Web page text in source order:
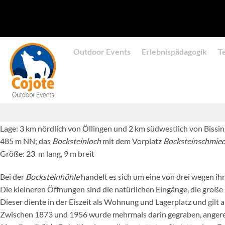
Outdoor Events Erlebnispädagogik
Lage: 3 km nördlich von Öllingen und 2 km südwestlich von
485 m NN; das Bocksteinlochmit dem Vorplatz
Größe: 23 m lang, 9 m breit
Bei der Bocksteinhöhlehandelt es sich um eine von drei wegen
Die kleineren Öffnungen sind die natürlichen Eingänge, die
Dieser diente in der Eiszeit als Wohnung und Lagerplatz und gilt
Zwischen 1873 und 1956 wurde mehrmals darin gegraben,